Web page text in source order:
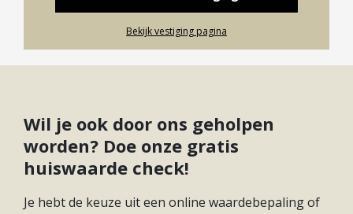
De op het zuiden gelegen achtertuin is bereikbaar
Eerste verdieping
slaapkamers van respectievelijk 17 m² en 17 m². De
Gedeeltelijk
CV ketel bouwjaar 2023
CV ketel eigendom Eigendom
Soort(en) warm water Cv Ketel
Bekijk vestiging pagina
Wil je ook door ons geholpen
worden? Doe onze gratis
huiswaarde check!
Je hebt de keuze uit een online waardebepaling of